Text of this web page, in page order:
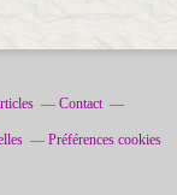
Contact
Préférences cookies